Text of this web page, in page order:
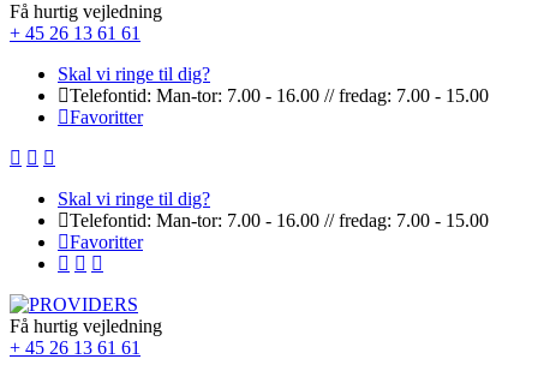
Få hurtig vejledning
+ 45 26 13 61 61
Skal vi ringe til dig?
Telefontid: Man-tor: 7.00 - 16.00 // fredag: 7.00 - 15.00
Favoritter
Skal vi ringe til dig?
Telefontid: Man-tor: 7.00 - 16.00 // fredag: 7.00 - 15.00
Favoritter
Få hurtig vejledning
+ 45 26 13 61 61